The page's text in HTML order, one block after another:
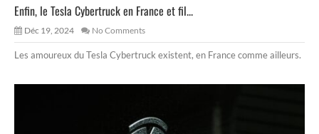
Enfin, le Tesla Cybertruck en France et fil...
Déc 19, 2024 No Comments
Les amoureux du Tesla Cybertruck existent, en France comme ailleurs.